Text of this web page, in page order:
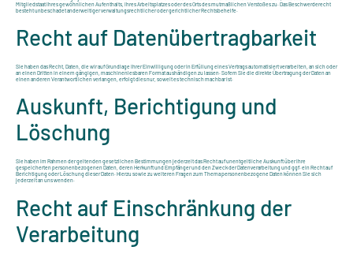
Mitgliedstaat ihres gewöhnlichen Aufenthalts, ihres Arbeitsplatzes oder des Orts des mutmaßlichen Verstoßes zu. Das Beschwerderecht
besteht unbeschadet anderweitiger verwaltungsrechtlicher oder gerichtlicher Rechtsbehelfe.
Recht auf Daten­übertrag­barkeit
Sie haben das Recht, Daten, die wir auf Grundlage Ihrer Einwilligung oder in Erfüllung eines Vertrags automatisiert verarbeiten, an sich oder
an einen Dritten in einem gängigen, maschinenlesbaren Format aushändigen zu lassen. Sofern Sie die direkte Übertragung der Daten an
einen anderen Verantwortlichen verlangen, erfolgt dies nur, soweit es technisch machbar ist.
Auskunft, Berichtigung und
Löschung
Sie haben im Rahmen der geltenden gesetzlichen Bestimmungen jederzeit das Recht auf unentgeltliche Auskunft über Ihre
gespeicherten personenbezogenen Daten, deren Herkunft und Empfänger und den Zweck der Datenverarbeitung und ggf. ein Recht auf
Berichtigung oder Löschung dieser Daten. Hierzu sowie zu weiteren Fragen zum Thema personenbezogene Daten können Sie sich
jederzeit an uns wenden.
Recht auf Einschränkung der
Verarbeitung